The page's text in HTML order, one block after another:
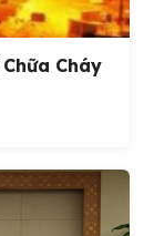
Cháy